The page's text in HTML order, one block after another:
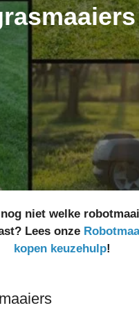
niet welke
Lees onze
kopen keuzehulp!